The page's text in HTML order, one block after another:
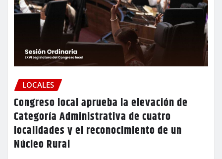
LOCALES
Congreso local aprueba la elevación de
Categoría Administrativa de cuatro
localidades y el reconocimiento de un
Núcleo Rural